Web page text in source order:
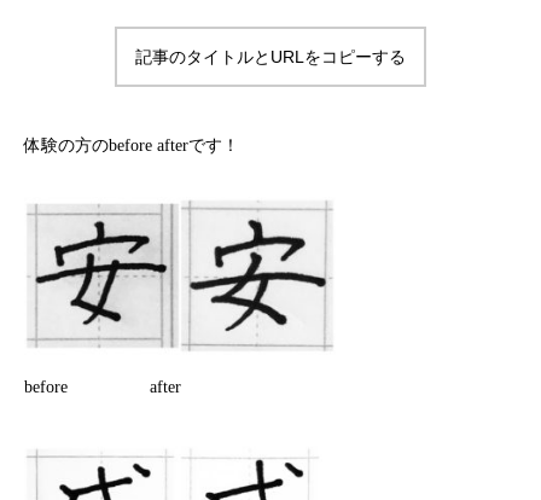
記事のタイトルとURLをコピーする
体験の方のbefore afterです！
before after